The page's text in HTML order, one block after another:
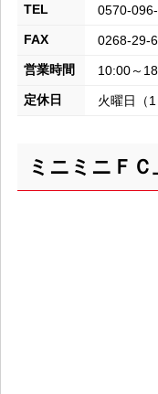
TEL
0570-
FAX
0268-29-
営業時間
10:00～
定休日
火曜日（1
ミニミニＦ